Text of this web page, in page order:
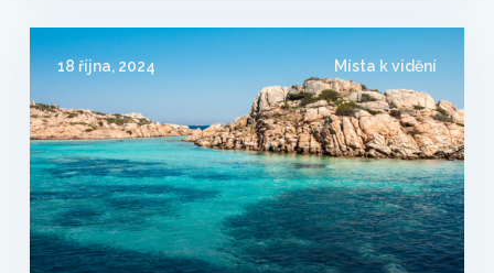
18 října, 2024 Místa k vidění